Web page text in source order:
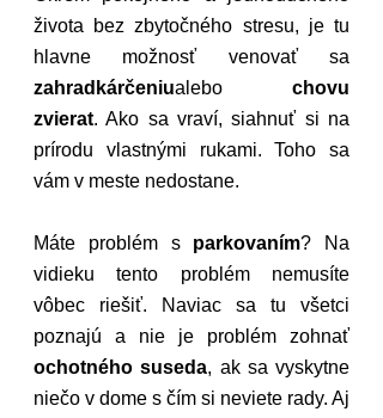
života bez zbytočného stresu, je tu
zahradkárčeniualebo chovu
zvierat. Ako sa vraví, siahnuť si na
prírodu vlastnými rukami. Toho sa
vám v meste nedostane.
Máte problém s parkovaním? Na
vidieku tento problém nemusíte
vôbec riešiť. Naviac sa tu všetci
ochotného suseda, ak sa vyskytne
niečo v dome s čím si neviete rady. Aj